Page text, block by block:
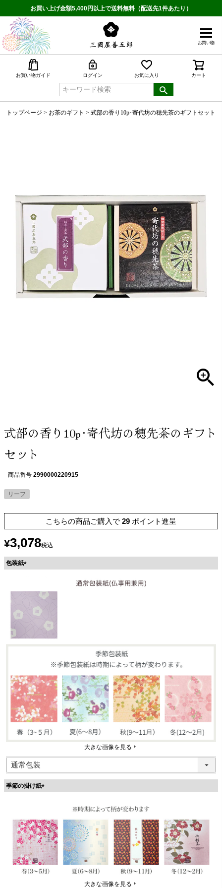
お買い上げ金額5,400円以上で送料無料（配送先1件あたり）
お買い物
お買い物ガイド ログイン お気に入り カート
トップページ お茶のギフト 式部の香り10p･寄代坊の穂先茶のギフトセット
式部の香り10p･寄代坊の穂先茶のギフト
セット
商品番号 2990000220915
リーフ
こちらの商品ご購入で 29 ポイント進呈
¥3,078税込
包装紙
須
大きな画像を見る
季節の掛け紙
)
大きな画像を見る